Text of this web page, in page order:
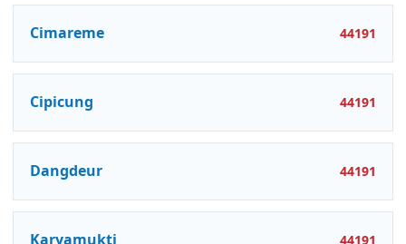
Cimareme 44191
Cipicung 44191
Dangdeur 44191
Karyamukti 44191